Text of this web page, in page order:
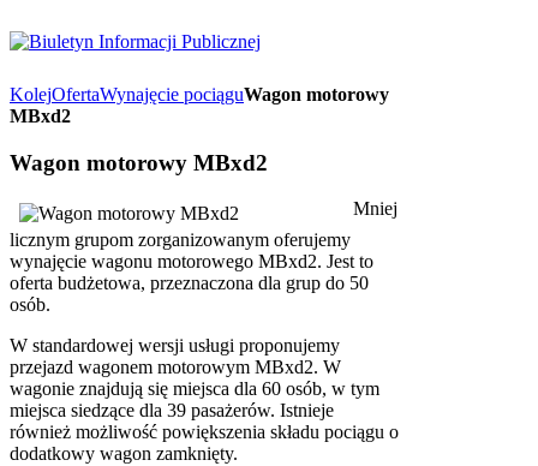
KolejOfertaWynajęcie pociąguWagon motorowy
MBxd2
Wagon motorowy MBxd2
Mniej
licznym grupom zorganizowanym oferujemy
wynajęcie wagonu motorowego MBxd2. Jest to
oferta budżetowa, przeznaczona dla grup do 50
osób.
W standardowej wersji usługi proponujemy
przejazd wagonem motorowym MBxd2. W
wagonie znajdują się miejsca dla 60 osób, w tym
miejsca siedzące dla 39 pasażerów. Istnieje
również możliwość powiększenia składu pociągu o
dodatkowy wagon zamknięty.